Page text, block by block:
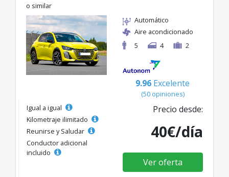
o similar
Automático
Aire acondicionado
5
4 2
9.96 Excelente
(50 opiniones)
Igual a igual
Kilometraje ilimitado
Reunirse y Saludar
Conductor adicional
incluido
Precio desde:
40€/día
Ver oferta